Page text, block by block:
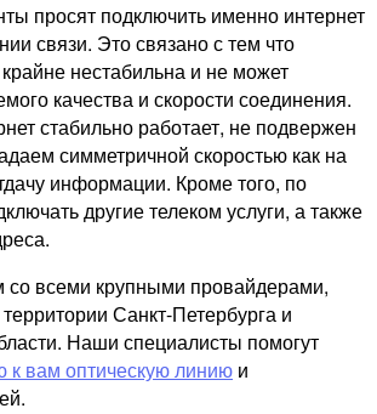
просят подключить именно интернет
связи. Это связано с тем что
нестабильна и не может
качества и скорости соединения.
стабильно работает, не подвержен
симметричной скоростью как на
информации. Кроме того, по
другие телеком услуги, а также
со всеми крупными провайдерами,
Санкт-Петербурга и
Наши специалисты помогут
к вам оптическую линию и